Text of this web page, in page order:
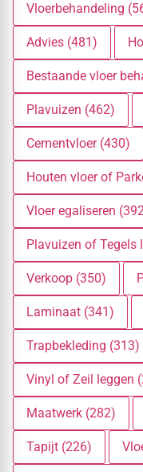
Vloerbehandeling
Advies (481)
Bestaande vloer
Plavuizen (462)
Cementvloer (430)
Houten vloer of
Vloer egaliseren
Plavuizen of Tegels
Verkoop (350)
Laminaat (341)
Trapbekleding (313)
Vinyl of Zeil leggen
Maatwerk (282)
Tapijt (226)